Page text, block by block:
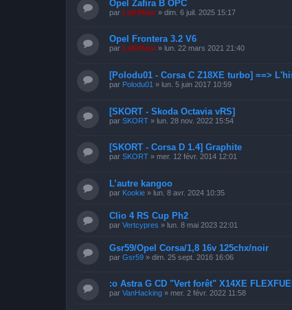
Opel Zafira B OPC
par LeKiffeur » dim. 6 juil. 2025 15:17
Opel Frontera 3.2 V6
par LeKiffeur » lun. 22 mars 2021 21:40
[Polodu01 - Corsa C Z18XE turbo] ==>
par Polodu01 » lun. 5 juin 2017 10:59
[SKORT - Skoda Octavia vRS]
par SKORT » lun. 28 nov. 2022 15:54
[SKORT - Corsa D 1.4] Graphite
par SKORT » mer. 12 févr. 2014 12:01
L’autre kangoo
par Kookie » lun. 8 avr. 2024 10:35
Clio 4 RS Cup Ph2
par Vertcypres » lun. 8 mai 2023 22:01
Gsr59/Opel Corsa/1,8 16v 125chx/noir
par Gsr59 » dim. 25 sept. 2016 16:06
:o Astra G CD "Vert forêt" X14XE
par VanHacking » mer. 2 févr. 2022 11:58